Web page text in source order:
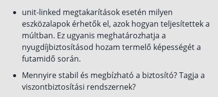
unit-linked megtakarítások esetén milyen
eszközalapok érhetők el, azok hogyan teljesítettek a
múltban. Ez ugyanis meghatározhatja a
nyugdíjbiztosításod hozam termelő képességét a
futamidő során.
Mennyire stabil és megbízható a biztosító? Tagja a
viszontbiztosítási rendszernek?